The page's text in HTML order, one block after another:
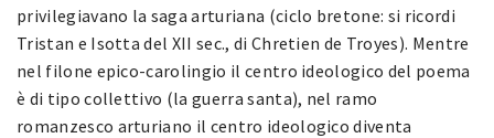
privilegiavano la saga arturiana (ciclo bretone: si ricordi
Tristan e Isotta del XII sec., di Chretien de Troyes). Mentre
nel filone epico-carolingio il centro ideologico del poema
è di tipo collettivo (la guerra santa), nel ramo
romanzesco arturiano il centro ideologico diventa